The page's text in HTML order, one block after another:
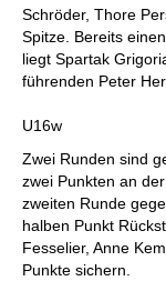
Schröder, Thore
Spitze. Bereits
liegt Spartak
führenden Peter
U16w
Zwei Runden sind
zwei Punkten an
zweiten Runde
halben Punkt
Fesselier, Anne
Punkte sichern.